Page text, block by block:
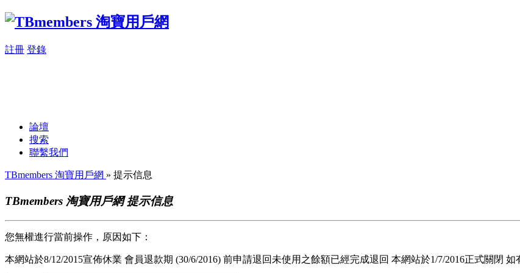
註冊 登錄
論壇
搜索
聯繫我們
TBmembers 淘寶用戶網 » 提示信息
TBmembers 淘寶用戶網 提示信息
您無權進行當前操作，原因如下：
本網站於8/12/2015宣佈休業 會員退款期 (30/6/2016) 前申請退回未使用之餘額已經完成退回 本網站於1/7/2016正式關閉 如